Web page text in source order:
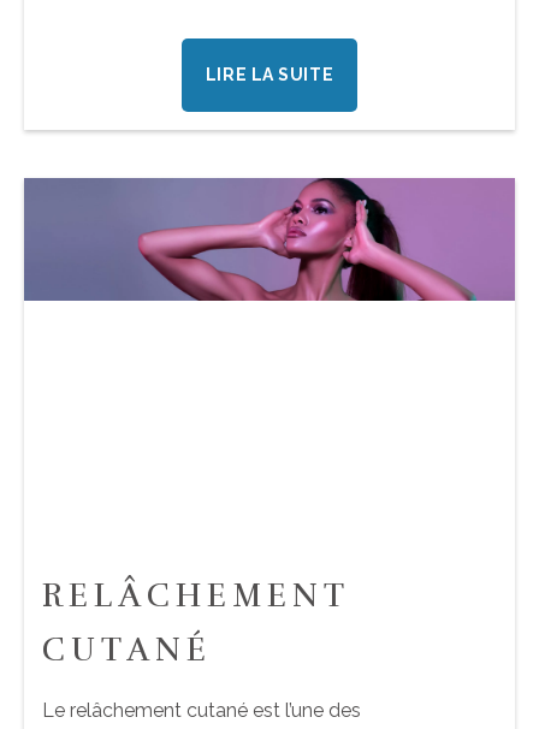
LIRE LA SUITE
RELÂCHEMENT
CUTANÉ
Le relâchement cutané est l’une des